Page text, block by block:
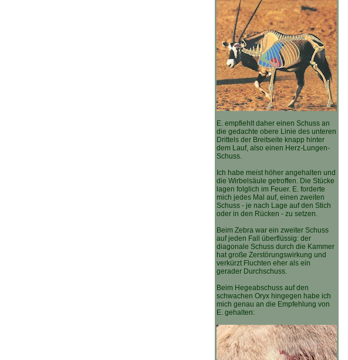
E. empfiehlt daher einen Schuss an
die gedachte obere Linie des unteren
Drittels der Breitseite knapp hinter
dem Lauf, also einen Herz-Lungen-
Schuss.
Ich habe meist höher angehalten und
die Wirbelsäule getroffen. Die Stücke
lagen folglich im Feuer. E. forderte
mich jedes Mal auf, einen zweiten
Schuss - je nach Lage auf den Stich
oder in den Rücken - zu setzen.
Beim Zebra war ein zweiter Schuss
auf jeden Fall überflüssig: der
diagonale Schuss durch die Kammer
hat große Zerstörungswirkung und
verkürzt Fluchten eher als ein
gerader Durchschuss.
Beim Hegeabschuss auf den
schwachen Oryx hingegen habe ich
mich genau an die Empfehlung von
E. gehalten: